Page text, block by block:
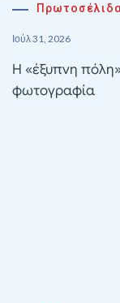
Ιούλ 31, 2026
Η «έξυπνη
φωτογραφία